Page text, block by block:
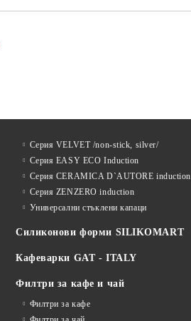
Серия VELVET /non-stick, silver/
Серия EASY ECO Induction
Серия CERAMICA D`AUTORE induction
Серия ZENZERO induction
Универсални стъклени капаци
Силиконови форми SILIKOMART
Кафеварки GAT - ITALY
Филтри за кафе и чай
Филтри за кафе